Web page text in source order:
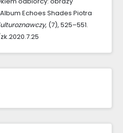
Echoes Shades Piotra
, (7), 525–551.